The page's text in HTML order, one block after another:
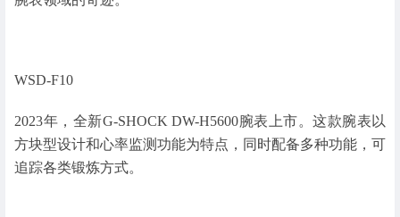
WSD-F10
2023年，全新G-SHOCK DW-H5600腕表上市。这款腕表以
方块型设计和心率监测功能为特点，同时配备多种功能，可
追踪各类锻炼方式。